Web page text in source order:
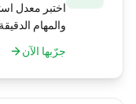
اختبر معدل
والمهام
جرّبها الآن